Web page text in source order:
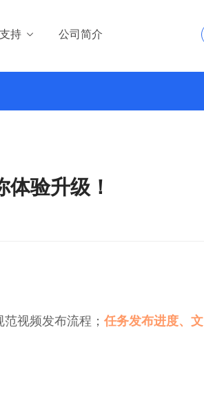
持 公司简介
验升级！
范视频发布流程； 任务发布进度、文